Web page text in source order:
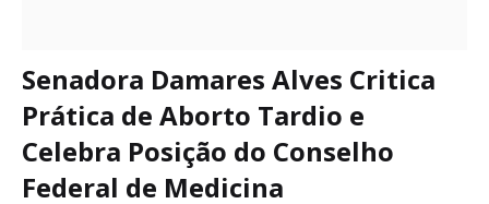
Senadora Damares Alves Critica
Prática de Aborto Tardio e
Celebra Posição do Conselho
Federal de Medicina